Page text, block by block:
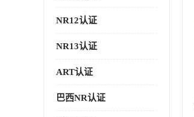
NR12认证
NR13认证
ART认证
巴西NR认证